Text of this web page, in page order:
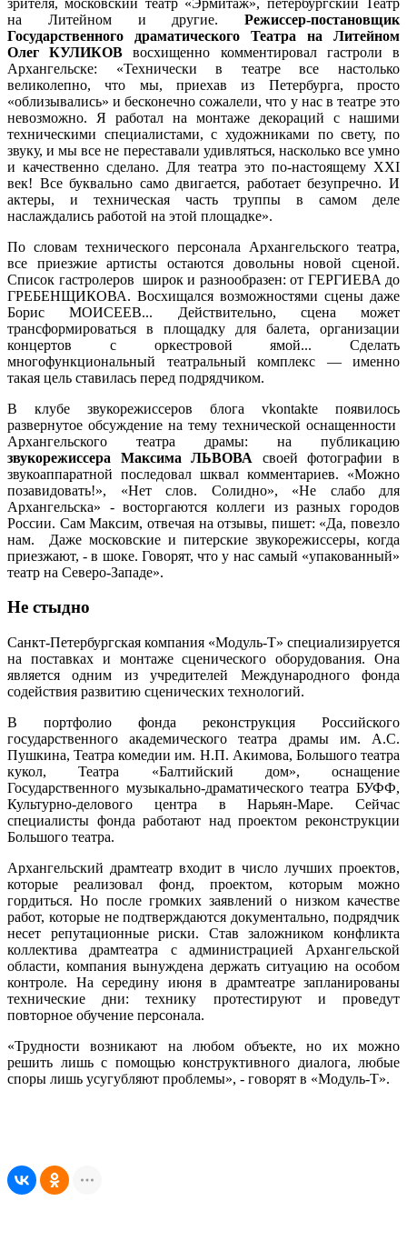
на Литейном и другие. Режиссер-постановщик
Государственного драматического Театра на Литейном
Олег КУЛИКОВ восхищенно комментировал гастроли в
Архангельске: «Технически в театре все настолько
великолепно, что мы, приехав из Петербурга, просто
«облизывались» и бесконечно сожалели, что у нас в театре это
невозможно. Я работал на монтаже декораций с нашими
техническими специалистами, с художниками по свету, по
звуку, и мы все не переставали удивляться, насколько все умно
и качественно сделано. Для театра это по-настоящему XXI
век! Все буквально само двигается, работает безупречно. И
актеры, и техническая часть труппы в самом деле
наслаждались работой на этой площадке».
По словам технического персонала Архангельского театра,
все приезжие артисты остаются довольны новой сценой.
Список гастролеров широк и разнообразен: от ГЕРГИЕВА до
ГРЕБЕНЩИКОВА. Восхищался возможностями сцены даже
Борис МОИСЕЕВ... Действительно, сцена может
трансформироваться в площадку для балета, организации
концертов с оркестровой ямой... Сделать
многофункциональный театральный комплекс — именно
такая цель ставилась перед подрядчиком.
В клубе звукорежиссеров блога vkontakte появилось
развернутое обсуждение на тему технической оснащенности
Архангельского театра драмы: на публикацию
звукорежиссера Максима ЛЬВОВА своей фотографии в
звукоаппаратной последовал шквал комментариев. «Можно
позавидовать!», «Нет слов. Солидно», «Не слабо для
Архангельска» - восторгаются коллеги из разных городов
России. Сам Максим, отвечая на отзывы, пишет: «Да, повезло
нам. Даже московские и питерские звукорежиссеры, когда
приезжают, - в шоке. Говорят, что у нас самый «упакованный»
театр на Северо-Западе».
Не стыдно
Санкт-Петербургская компания «Модуль-Т» специализируется
на поставках и монтаже сценического оборудования. Она
является одним из учредителей Международного фонда
содействия развитию сценических технологий.
В портфолио фонда реконструкция Российского
государственного академического театра драмы им. А.С.
Пушкина, Театра комедии им. Н.П. Акимова, Большого театра
кукол, Театра «Балтийский дом», оснащение
Государственного музыкально-драматического театра БУФФ,
Культурно-делового центра в Нарьян-Маре. Сейчас
специалисты фонда работают над проектом реконструкции
Большого театра.
Архангельский драмтеатр входит в число лучших проектов,
которые реализовал фонд, проектом, которым можно
гордиться. Но после громких заявлений о низком качестве
работ, которые не подтверждаются документально, подрядчик
несет репутационные риски. Став заложником конфликта
коллектива драмтеатра с администрацией Архангельской
области, компания вынуждена держать ситуацию на особом
контроле. На середину июня в драмтеатре запланированы
технические дни: технику протестируют и проведут
повторное обучение персонала.
«Трудности возникают на любом объекте, но их можно
решить лишь с помощью конструктивного диалога, любые
споры лишь усугубляют проблемы», - говорят в «Модуль-Т».